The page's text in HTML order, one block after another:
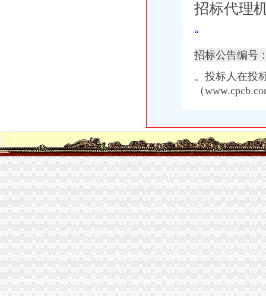
【重庆茶园新区行政招聘网_行政招聘信息】-重庆智联招聘
【重庆茶园新区办公设备拆装公司_电话_专业办公设备拆装】-重庆南
【重庆茶园新区香港公司注册|注册香港公司|香港公司注册查询】-重庆
重庆写字楼：茶园新区商业中心新世纪旁的写字楼不火才怪-重庆爱问
【图】（出售）重庆茶园新区宽带安装办理咨询,南岸联
茶园新区未来商业规模将超南坪（图）_重庆频道_凤凰网
重庆的城市副中心--茶园新区产业发展研究-挑战杯
茶园新区雷家桥立交工程招标公告_中国招标网_重庆市招标
重庆写字楼：单价3300的空中商铺,茶园新区中心位置,-重庆爱问分
看房手记：走进茶园新区寻其中的花园城市（图）-导购-重庆
实力央企鲁能领秀城一街区二期套内79平即将开盘可办卡,重庆南岸茶
【58同城】重庆南岸茶园新区银行直投业务_银行直投办理_银行直投公
茶园融创住宅+现在洋房办卡办卡办卡,重庆南岸茶园新区融创欧麓花
茶园新区未来商业规模将超南坪_房产重庆站_腾讯网
茶园新区A核心区B2区、D区、行政广场、水体公园、政法广场场平工
茶园新区A核心区行政中心B1区行政综合大楼消防工程施工中标结果-
谁知道南岸茶园新区在哪里？-家居装修互动问答
中国民生银行股份有限公司重庆茶园新区支行
招标代理
“
招标公告编号
。投标人在投
（